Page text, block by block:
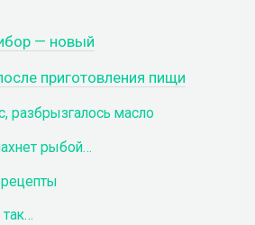
— новый
приготовления пищи
разбрызгалось масло
рыбой…